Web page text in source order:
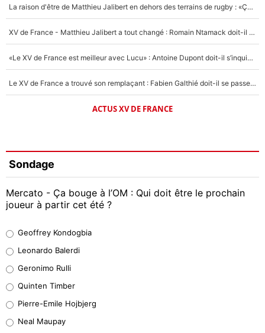
La raison d'être de Matthieu Jalibert en dehors des terrains de rugby : «Ça m'atteint autant que si tu touches à un membre de ma famille»
XV de France - Matthieu Jalibert a tout changé : Romain Ntamack doit-il s’inquiéter pour sa place à un an de la Coupe du monde ?
«Le XV de France est meilleur avec Lucu» : Antoine Dupont doit-il s’inquiéter pour sa place ?
Le XV de France a trouvé son remplaçant : Fabien Galthié doit-il se passer d'Antoine Dupont ?
ACTUS XV DE FRANCE
Sondage
Mercato - Ça bouge à l’OM : Qui doit être le prochain
joueur à partir cet été ?
38%
32%
5%
Geoffrey Kondogbia
Leonardo Balerdi
Geronimo Rulli
Quinten Timber
Pierre-Emile Hojbjerg
Neal Maupay